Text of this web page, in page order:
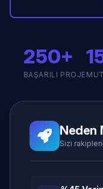
250+
BAŞARILI PROJE
Neden
Sizi